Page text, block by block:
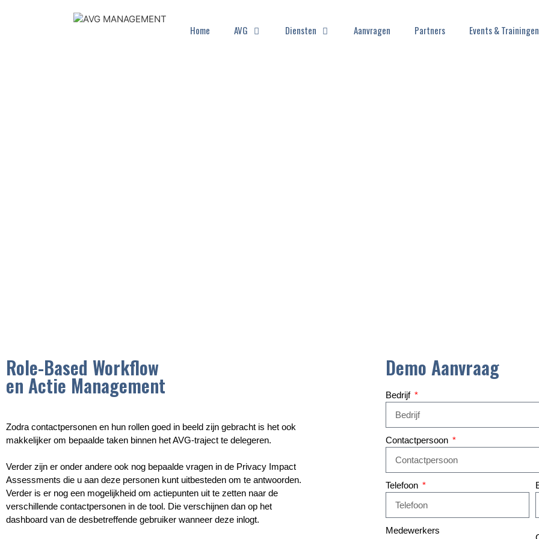
Home AVG Diensten Aanvragen Partners Events & Trainingen
Role-Based Workflow
en Actie Management
Zodra contactpersonen en hun rollen goed in beeld zijn gebracht is het ook
makkelijker om bepaalde taken binnen het AVG-traject te delegeren.
Verder zijn er onder andere ook nog bepaalde vragen in de Privacy Impact
Assessments die u aan deze personen kunt uitbesteden om te antwoorden.
Verder is er nog een mogelijkheid om actiepunten uit te zetten naar de
verschillende contactpersonen in de tool. Die verschijnen dan op het
dashboard van de desbetreffende gebruiker wanneer deze inlogt.
Demo Aanvraag
Bedrijf
Contactpersoon
Telefoon
Medewerkers